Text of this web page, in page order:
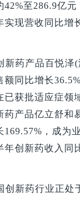
至286.9亿元
实现营收同比增
新药产品百悦泽
额同比增长
获批适应症领
药产品亿立舒和
169.57%，成为
年创新药收入同
创新药行业正处